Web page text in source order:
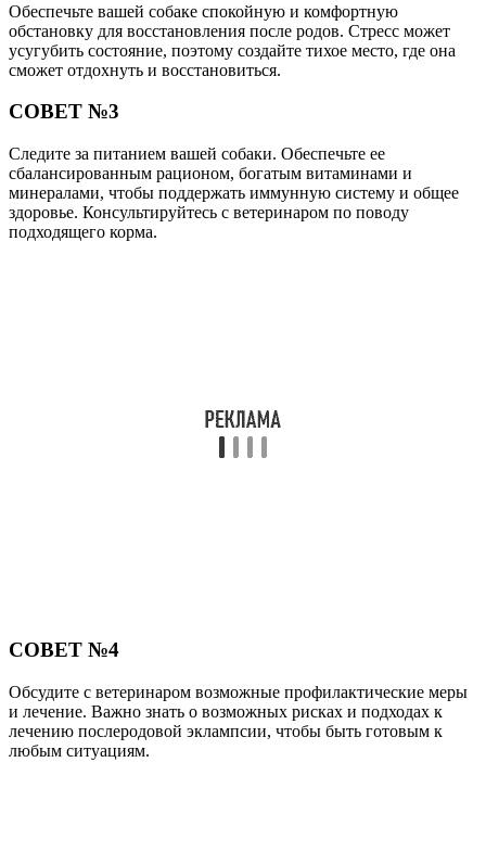
Обеспечьте вашей собаке спокойную и комфортную
обстановку для восстановления после родов. Стресс может
усугубить состояние, поэтому создайте тихое место, где она
сможет отдохнуть и восстановиться.
СОВЕТ №3
Следите за питанием вашей собаки. Обеспечьте ее
сбалансированным рационом, богатым витаминами и
минералами, чтобы поддержать иммунную систему и общее
здоровье. Консультируйтесь с ветеринаром по поводу
подходящего корма.
СОВЕТ №4
Обсудите с ветеринаром возможные профилактические меры
и лечение. Важно знать о возможных рисках и подходах к
лечению послеродовой эклампсии, чтобы быть готовым к
любым ситуациям.